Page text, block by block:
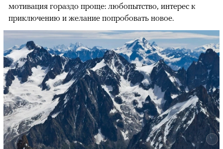
мотивация гораздо проще: любопытство, интерес к
приключению и желание попробовать новое.